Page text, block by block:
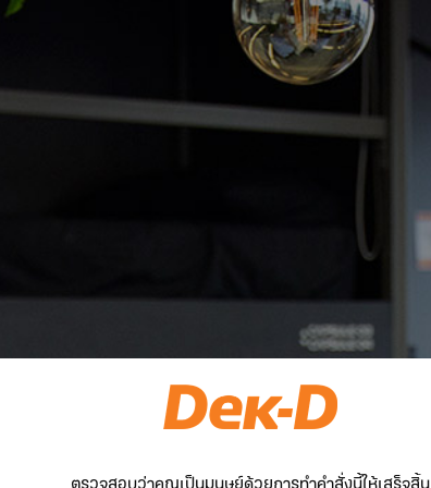
ตรวจสอบว่าคุณเป็นมนุษย์ด้วยการทำคำสั่งนี้ให้เสร็จสิ้น